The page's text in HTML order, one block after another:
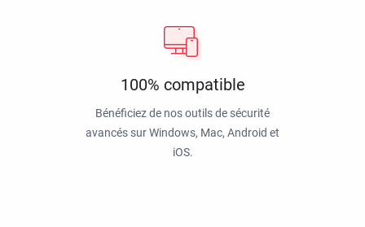
100% compatible
Bénéficiez de nos outils de sécurité
avancés sur Windows, Mac, Android et
iOS.